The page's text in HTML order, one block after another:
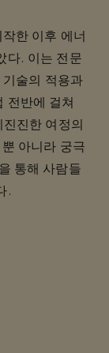
한 이후 에너
다. 이는 전문
기술의 적용과
전반에 걸쳐
진한 여정의
아니라 궁극
통해 사람들
.